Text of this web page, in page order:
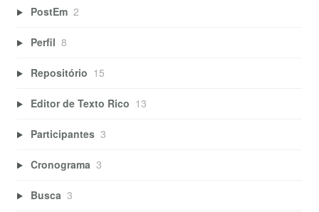
PostEm 2
Perfil 8
Repositório 15
Editor de Texto Rico 13
Participantes 3
Cronograma 3
Busca 3